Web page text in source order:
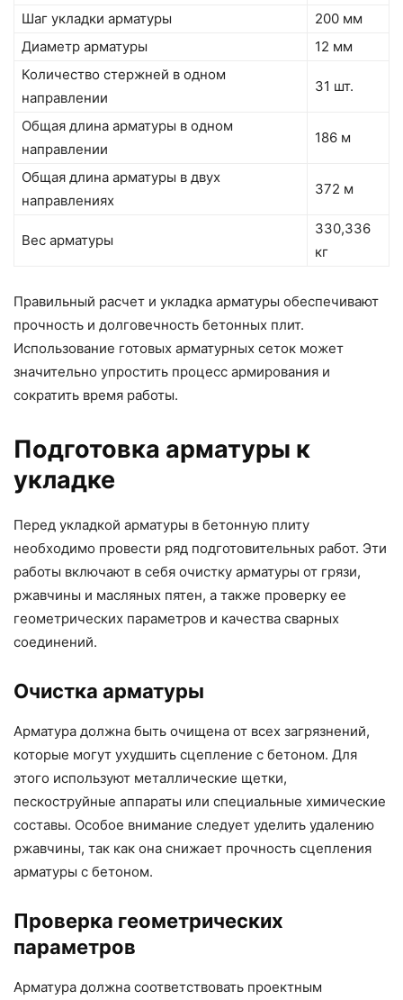
Шаг укладки арматуры
200 мм
Диаметр арматуры
12 мм
Количество стержней в одном
направлении
31 шт.
Общая длина арматуры в одном
направлении
186 м
Общая длина арматуры в двух
направлениях
372 м
Вес арматуры
330,336
кг
Правильный расчет и укладка арматуры обеспечивают
прочность и долговечность бетонных плит.
Использование готовых арматурных сеток может
значительно упростить процесс армирования и
сократить время работы.
Подготовка арматуры к
укладке
Перед укладкой арматуры в бетонную плиту
необходимо провести ряд подготовительных работ. Эти
работы включают в себя очистку арматуры от грязи,
ржавчины и масляных пятен, а также проверку ее
геометрических параметров и качества сварных
соединений.
Очистка арматуры
Арматура должна быть очищена от всех загрязнений,
которые могут ухудшить сцепление с бетоном. Для
этого используют металлические щетки,
пескоструйные аппараты или специальные химические
составы. Особое внимание следует уделить удалению
ржавчины, так как она снижает прочность сцепления
арматуры с бетоном.
Проверка геометрических
параметров
Арматура должна соответствовать проектным